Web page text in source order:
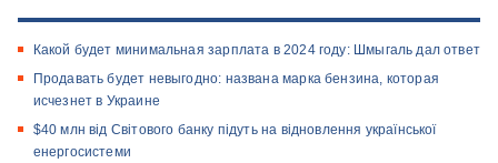
Какой будет минимальная зарплата в 2024 году: Шмыгаль дал ответ
Продавать будет невыгодно: названа марка бензина, которая
исчезнет в Украине
$40 млн від Світового банку підуть на відновлення української
енергосистеми